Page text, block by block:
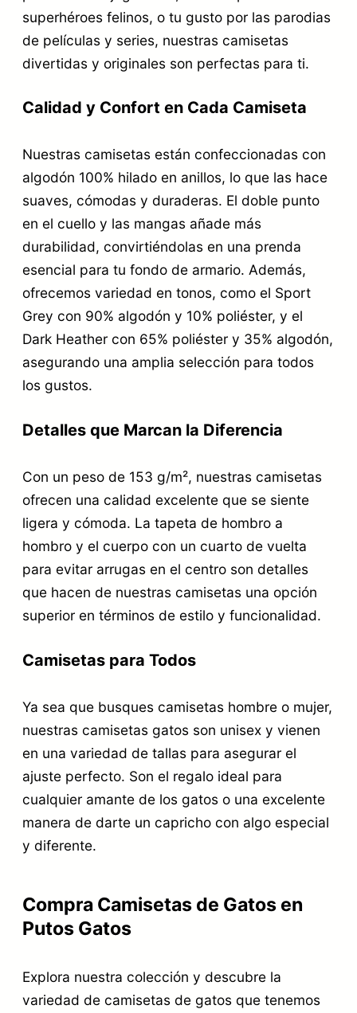
superhéroes felinos, o tu gusto por las parodias
de películas y series, nuestras camisetas
divertidas y originales son perfectas para ti.
Calidad y Confort en Cada Camiseta
Nuestras camisetas están confeccionadas con
algodón 100% hilado en anillos, lo que las hace
suaves, cómodas y duraderas. El doble punto
en el cuello y las mangas añade más
durabilidad, convirtiéndolas en una prenda
esencial para tu fondo de armario. Además,
ofrecemos variedad en tonos, como el Sport
Grey con 90% algodón y 10% poliéster, y el
Dark Heather con 65% poliéster y 35% algodón,
asegurando una amplia selección para todos
los gustos.
Detalles que Marcan la Diferencia
Con un peso de 153 g/m², nuestras camisetas
ofrecen una calidad excelente que se siente
ligera y cómoda. La tapeta de hombro a
hombro y el cuerpo con un cuarto de vuelta
para evitar arrugas en el centro son detalles
que hacen de nuestras camisetas una opción
superior en términos de estilo y funcionalidad.
Camisetas para Todos
Ya sea que busques camisetas hombre o mujer,
nuestras camisetas gatos son unisex y vienen
en una variedad de tallas para asegurar el
ajuste perfecto. Son el regalo ideal para
cualquier amante de los gatos o una excelente
manera de darte un capricho con algo especial
y diferente.
Compra Camisetas de Gatos en
Putos Gatos
Explora nuestra colección y descubre la
variedad de camisetas de gatos que tenemos